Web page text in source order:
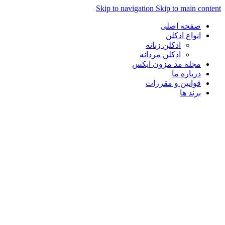
Skip to navigation Skip to main content
صفحه اصلی
انواع ادکلن
ادکلن زنانه
ادکلن مردانه
مجله مد مزون ایکس
درباره ما
قوانین و مقررات
برند ها